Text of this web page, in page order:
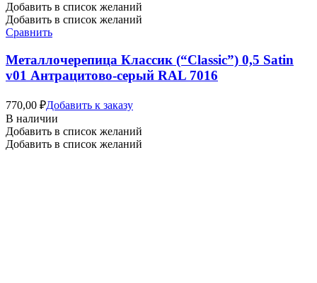
Добавить в список желаний
Добавить в список желаний
Сравнить
Металлочерепица Классик (“Classic”) 0,5 Satin
v01 Антрацитово-серый RAL 7016
770,00 ₽Добавить к заказу
В наличии
Добавить в список желаний
Добавить в список желаний